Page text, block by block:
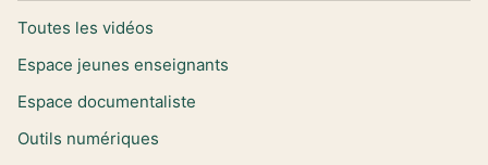
Toutes les vidéos
Espace jeunes enseignants
Espace documentaliste
Outils numériques